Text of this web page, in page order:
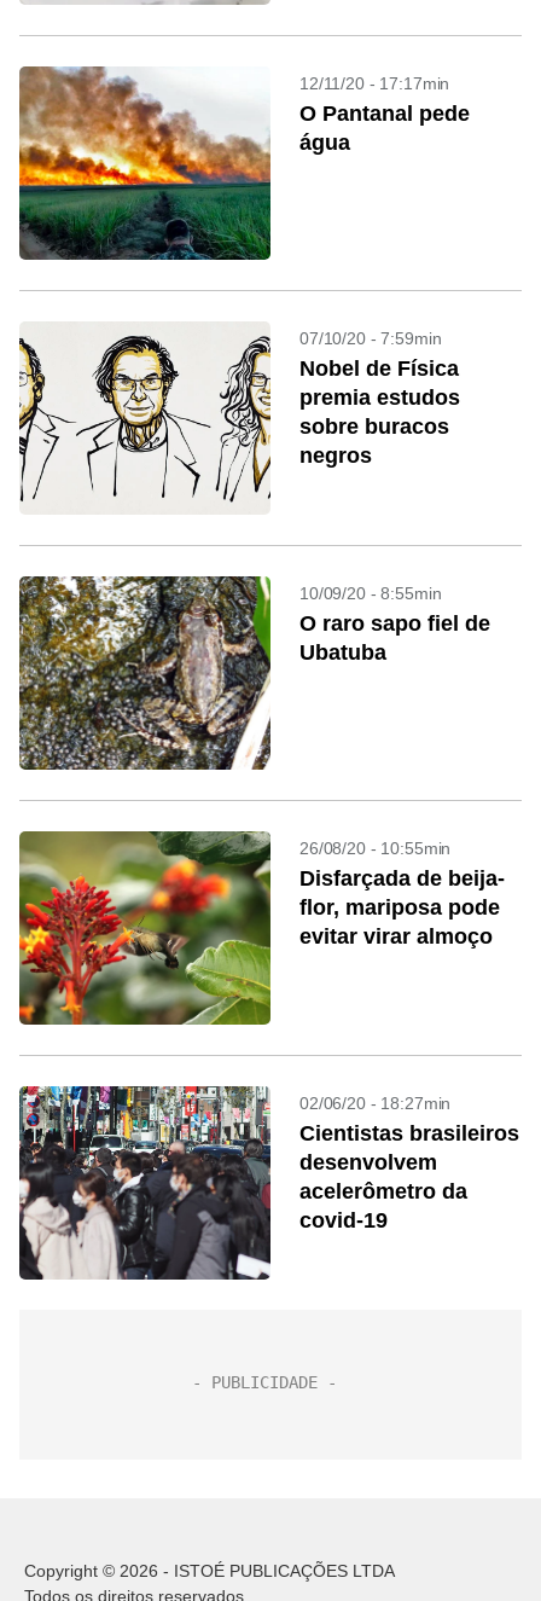
12/11/20 - 17:17min
O Pantanal pede
água
07/10/20 - 7:59min
Nobel de Física
premia estudos
sobre buracos
negros
10/09/20 - 8:55min
O raro sapo fiel de
Ubatuba
26/08/20 - 10:55min
Disfarçada de beija-
flor, mariposa pode
evitar virar almoço
02/06/20 - 18:27min
Cientistas brasileiros
desenvolvem
acelerômetro da
covid-19
Copyright © 2026 - ISTOÉ PUBLICAÇÕES LTDA
Todos os direitos reservados.